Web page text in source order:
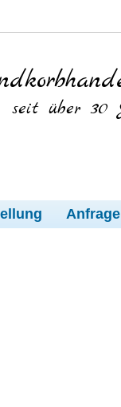
seit über 30
Anfrage